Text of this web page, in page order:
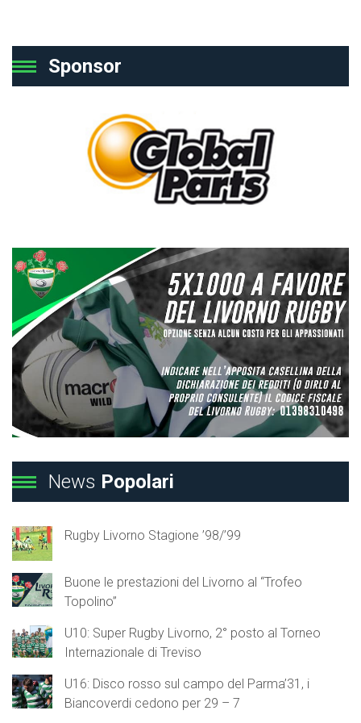
Sponsor
News Popolari
Rugby Livorno Stagione ’98/’99
Buone le prestazioni del Livorno al “Trofeo
Topolino”
U10: Super Rugby Livorno, 2° posto al Torneo
Internazionale di Treviso
U16: Disco rosso sul campo del Parma’31, i
Biancoverdi cedono per 29 – 7